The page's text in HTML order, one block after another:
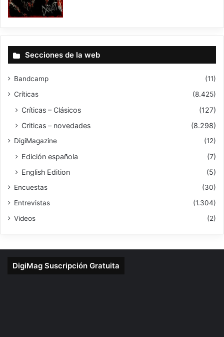
Secciones de la web
Bandcamp
(11)
Críticas
(8.425)
Críticas – Clásicos
(127)
Criticas – novedades
(8.298)
DigiMagazine (12)
Edición española
(7)
English Edition
(5)
Encuestas
(30)
Entrevistas
(1.304)
Videos
(2)
DigiMag Suscripción Gratuita